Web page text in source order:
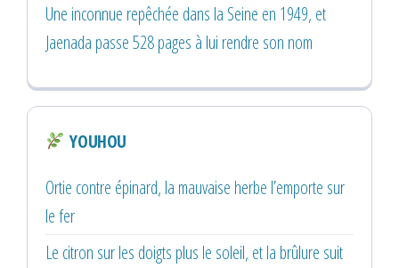
Une inconnue repêchée dans la Seine en 1949, et
Jaenada passe 528 pages à lui rendre son nom
YOUHOU
Ortie contre épinard, la mauvaise herbe l’emporte sur
le fer
Le citron sur les doigts plus le soleil, et la brûlure suit